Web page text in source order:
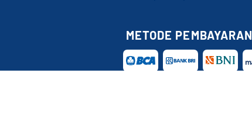
METODE PEMBAYARAN